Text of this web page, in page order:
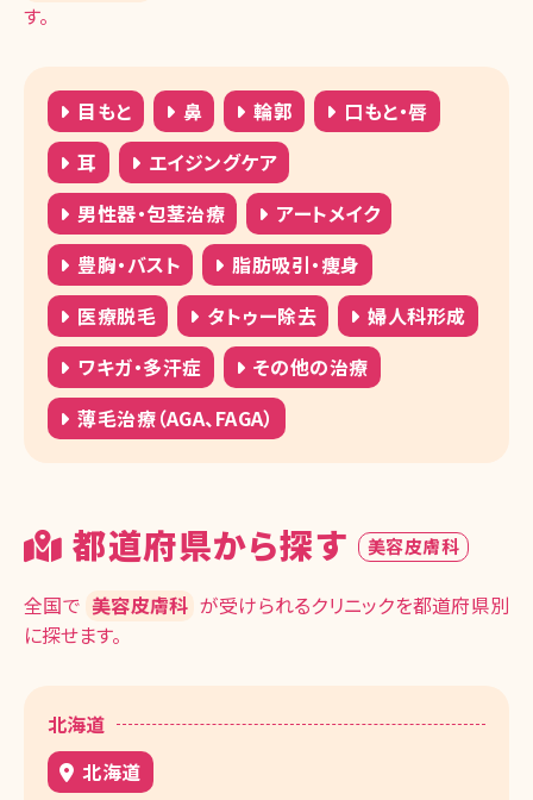
す。
目もと 鼻 輪郭
口もと・唇
耳
エイジングケア
男性器・包茎治療
アートメイク
豊胸・バスト
脂肪吸引・痩身
医療脱毛
タトゥー除去
婦人科形成
ワキガ・多汗症
その他の治療
薄毛治療（AGA、FAGA）
都道府県から探す 美容皮膚科
全国で 美容皮膚科 が受けられるクリニックを都道府県別
に探せます。
北海道
北海道